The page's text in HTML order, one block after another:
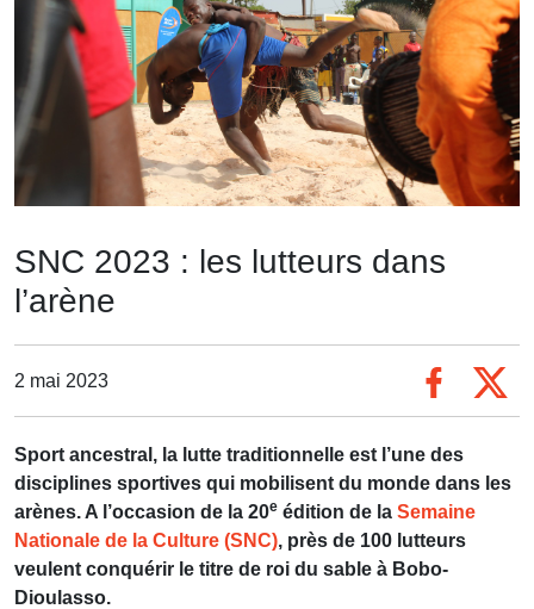
SNC 2023 : les lutteurs dans
l’arène
2 mai 2023
Sport ancestral, la lutte traditionnelle est l’une des
disciplines sportives qui mobilisent du monde dans les
arènes. A l’occasion de la 20e édition de la Semaine
Nationale de la Culture (SNC), près de 100 lutteurs
veulent conquérir le titre de roi du sable à Bobo-
Dioulasso.